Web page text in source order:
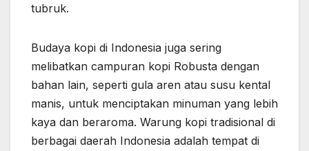
tubruk.
Budaya kopi di Indonesia juga sering
melibatkan campuran kopi Robusta dengan
bahan lain, seperti gula aren atau susu kental
manis, untuk menciptakan minuman yang lebih
kaya dan beraroma. Warung kopi tradisional di
berbagai daerah Indonesia adalah tempat di